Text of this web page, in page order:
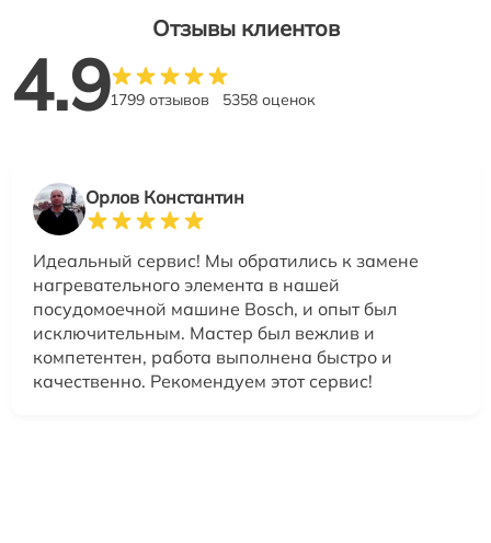
Отзывы клиентов
4.91799 отзывов 5358 оценок
Орлов Константин
Идеальный сервис! Мы обратились к замене
нагревательного элемента в нашей
посудомоечной машине Bosch, и опыт был
исключительным. Мастер был вежлив и
компетентен, работа выполнена быстро и
качественно. Рекомендуем этот сервис!